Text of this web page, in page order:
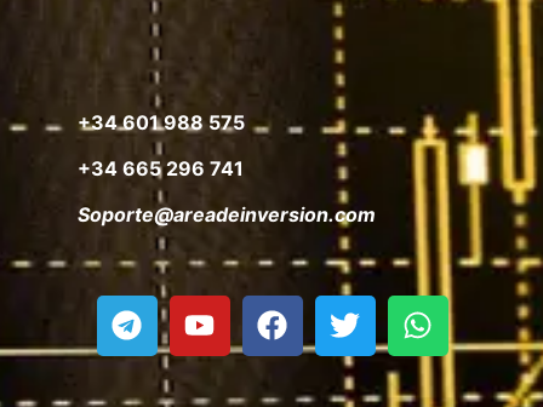
+34 601 988 575
+34 665 296 741
Soporte@areadeinversion.com